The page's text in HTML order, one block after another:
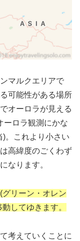
マルクエリアで
可能性がある場所
オーロラが見える
ーロラ観測にかな
)。これより小さい
高緯度のごくわず
なります。
リーン・オレン
してゆきます。
考えていくことに